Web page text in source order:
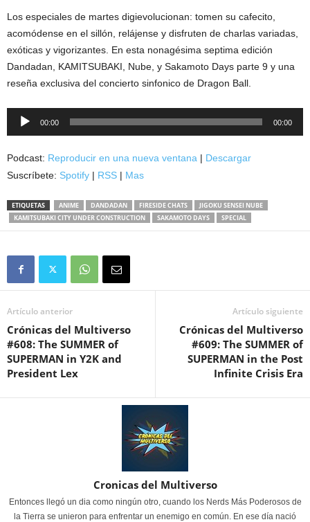
Los especiales de martes digievolucionan: tomen su cafecito,
acomódense en el sillón, relájense y disfruten de charlas variadas,
exóticas y vigorizantes. En esta nonagésima septima edición
Dandadan, KAMITSUBAKI, Nube, y Sakamoto Days parte 9 y una
reseña exclusiva del concierto sinfonico de Dragon Ball.
Reproductor
00:00 00:00
Podcast: Reproducir en una nueva ventana | Descargar
Suscríbete: Spotify | RSS | Mas
ETIQUETAS ANIME DANDADAN FIRESIDE CHATS
JIGOKU SENSEI NUBE
KAMITSUBAKI CITY UNDER CONSTRUCTION
SAKAMOTO DAYS SPECIAL
Artículo anterior
Crónicas del Multiverso
#608: The SUMMER of
SUPERMAN in Y2K and
President Lex
Artículo siguiente
Crónicas del Multiverso
#609: The SUMMER of
SUPERMAN in the Post
Infinite Crisis Era
Cronicas del Multiverso
Entonces llegó un dia como ningún otro, cuando los Nerds Más Poderosos de
la Tierra se unieron para enfrentar un enemigo en común. En ese día nació